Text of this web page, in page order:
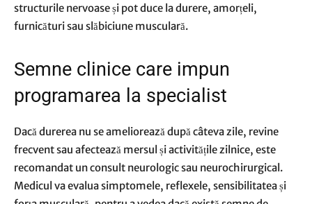
structurile nervoase și pot duce la durere, amorțeli,
furnicături sau slăbiciune musculară.
Semne clinice care impun
programarea la specialist
Dacă durerea nu se ameliorează după câteva zile, revine
frecvent sau afectează mersul și activitățile zilnice, este
recomandat un consult neurologic sau neurochirurgical.
Medicul va evalua simptomele, reflexele, sensibilitatea și